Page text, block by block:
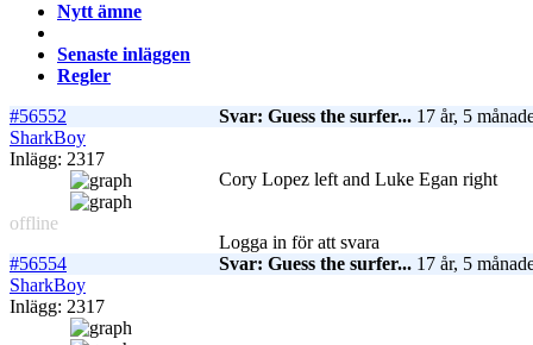
Nytt ämne
Senaste inläggen
Regler
#56552
Svar: Guess the surfer... 17 år, 5
SharkBoy
Inlägg: 2317
offline
Cory Lopez left and Luke Egan right
Logga in för att svara
#56554
Svar: Guess the surfer... 17 år, 5
SharkBoy
Inlägg: 2317